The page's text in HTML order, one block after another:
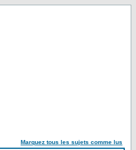
Marquez tous les sujets comme lus